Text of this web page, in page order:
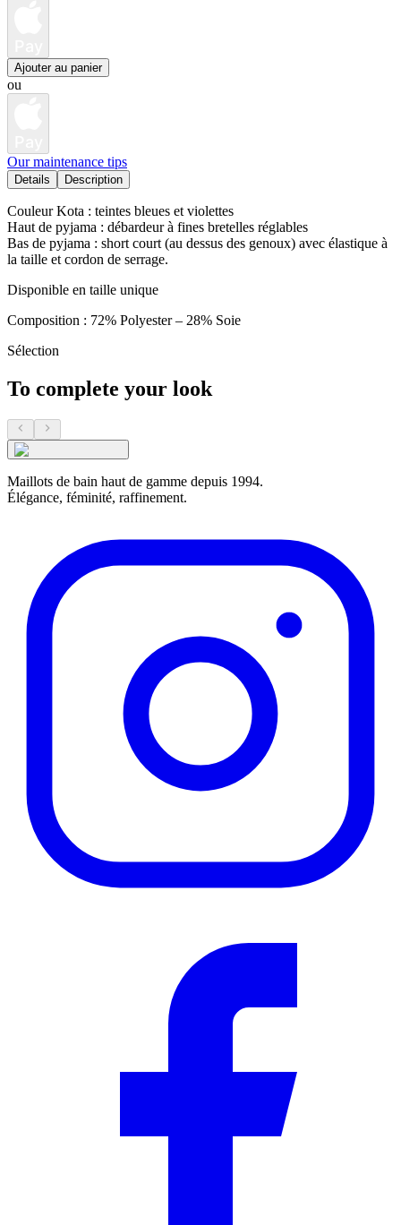
Ajouter au panier
ou
Our maintenance tips
Details Description
Couleur Kota : teintes bleues et violettes
Haut de pyjama : débardeur à fines bretelles réglables
Bas de pyjama : short court (au dessus des genoux) avec élastique à
la taille et cordon de serrage.
Disponible en taille unique
Composition : 72% Polyester – 28% Soie
Sélection
To complete your look
Maillots de bain haut de gamme depuis 1994.
Élégance, féminité, raffinement.